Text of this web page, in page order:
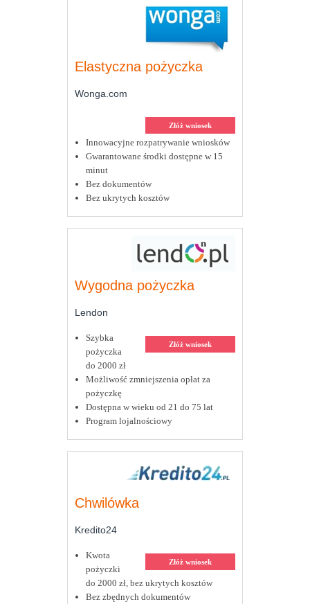
Elastyczna pożyczka
Wonga.com
Złóż wniosek
Innowacyjne rozpatrywanie wniosków
Gwarantowane środki dostępne w 15
minut
Bez dokumentów
Bez ukrytych kosztów
Wygodna pożyczka
Lendon
Złóż wniosek
Szybka
pożyczka
do 2000 zł
Możliwość zmniejszenia opłat za
pożyczkę
Dostępna w wieku od 21 do 75 lat
Program lojalnościowy
Chwilówka
Kredito24
Złóż wniosek
Kwota
pożyczki
do 2000 zł, bez ukrytych kosztów
Bez zbędnych dokumentów